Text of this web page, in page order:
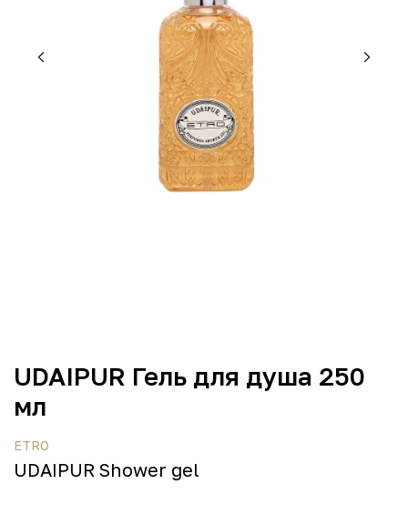
UDAIPUR Гель для душа 250
мл
ETRO
UDAIPUR Shower gel